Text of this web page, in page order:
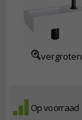
vergroten
Op voorraad